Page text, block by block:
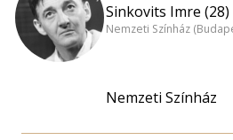
Sinkovits Imre (28)
Nemzeti Színház
Nemzeti Színház